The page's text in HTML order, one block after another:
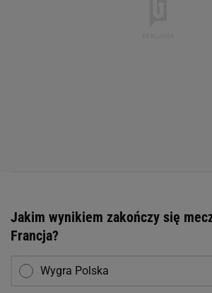
Jakim wynikiem zakończy się
Francja?
Wygra Polska